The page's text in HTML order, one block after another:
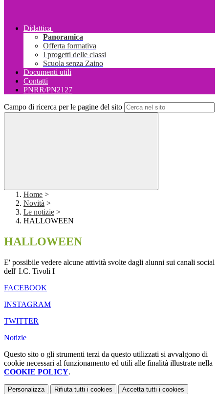
Didattica
Panoramica
Offerta formativa
I progetti delle classi
Scuola senza Zaino
Documenti utili
Contatti
PNRR/PN2127
Campo di ricerca per le pagine del sito
Home >
Novità >
Le notizie >
HALLOWEEN
HALLOWEEN
E' possibile vedere alcune attività svolte dagli alunni sui canali social
dell' I.C. Tivoli I
FACEBOOK
INSTAGRAM
TWITTER
Notizie
Questo sito o gli strumenti terzi da questo utilizzati si avvalgono di
cookie necessari al funzionamento ed utili alle finalità illustrate nella
COOKIE POLICY.
Personalizza Rifiuta tutti i cookies Accetta tutti i cookies